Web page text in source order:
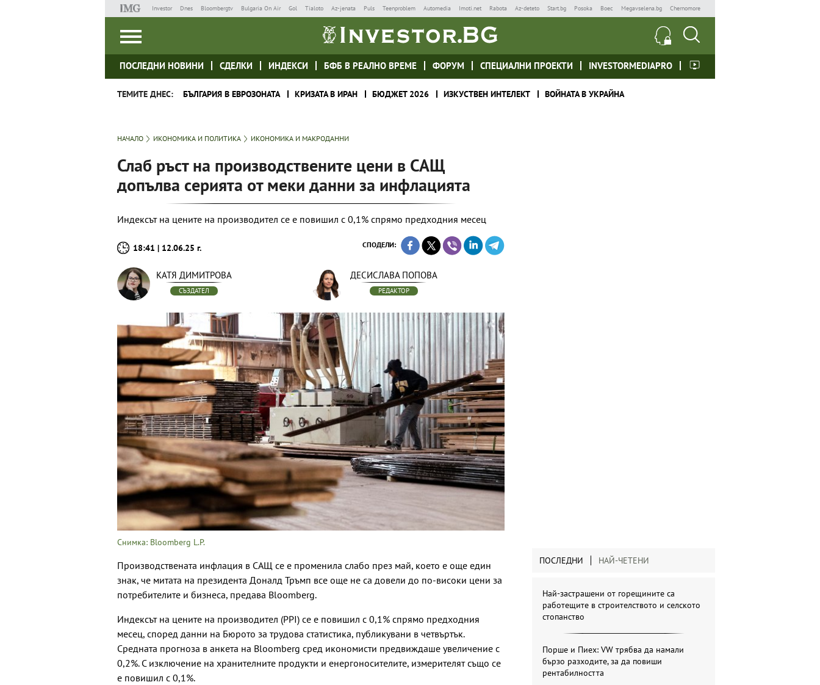
Investor Dnes Bloombergtv Bulgaria On Air Gol Tialoto Az-jenata Puls Teenproblem Automedia Imoti.net Rabota Az-deteto Start.bg Posoka Boec Megavselena.bg Chernomore
ПОСЛЕДНИ НОВИНИ СДЕЛКИ ИНДЕКСИ БФБ В РЕАЛНО ВРЕМЕ ФОРУМ СПЕЦИАЛНИ ПРОЕКТИ INVESTORMEDIAPRO
ТЕМИТЕ ДНЕС: БЪЛГАРИЯ В ЕВРОЗОНАТА КРИЗАТА В ИРАН БЮДЖЕТ 2026 ИЗКУСТВЕН ИНТЕЛЕКТ ВОЙНАТА В УКРАЙНА
НАЧАЛО ИКОНОМИКА И ПОЛИТИКА ИКОНОМИКА И МАКРОДАННИ
Слаб ръст на производствените цени в САЩ
допълва серията от меки данни за инфлацията
Индексът на цените на производител се е повишил с 0,1% спрямо предходния месец
18:41 | 12.06.25 г. СПОДЕЛИ:
КАТЯ ДИМИТРОВА
СЪЗДАТЕЛ
ДЕСИСЛАВА ПОПОВА
РЕДАКТОР
Снимка: Bloomberg L.P.
Производствената инфлация в САЩ се е променила слабо през май, което е още един
знак, че митата на президента Доналд Тръмп все още не са довели до по-високи цени за
потребителите и бизнеса, предава Bloomberg.
Индексът на цените на производител (PPI) се е повишил с 0,1% спрямо предходния
месец, според данни на Бюрото за трудова статистика, публикувани в четвъртък.
Средната прогноза в анкета на Bloomberg сред икономисти предвиждаше увеличение с
0,2%. С изключение на хранителните продукти и енергоносителите, измерителят също се
е повишил с 0,1%.
ПОСЛЕДНИ НАЙ-ЧЕТЕНИ
Най-застрашени от горещините са
работещите в строителството и селското
стопанство
Порше и Пиех: VW трябва да намали
бързо разходите, за да повиши
рентабилността